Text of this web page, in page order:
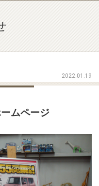
2022.01.19
ムページ